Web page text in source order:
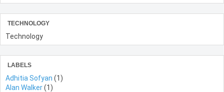
TECHNOLOGY
Technology
LABELS
Adhitia Sofyan (1)
Alan Walker(1)